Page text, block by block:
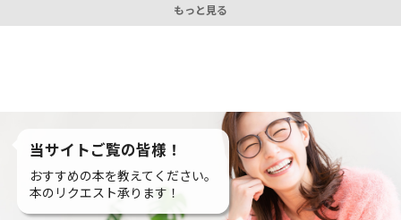
もっと見る
当サイトご覧の皆様！
おすすめの本を教えてください。
本のリクエスト承ります！